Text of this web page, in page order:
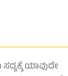
ಯಾವುದೇ